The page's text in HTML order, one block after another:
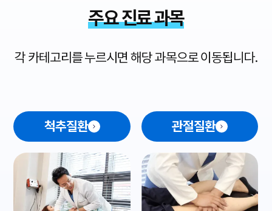
주요 진료 과목
각 카테고리를 누르시면 해당 과목으로 이동됩니다.
척추질환 관절질환